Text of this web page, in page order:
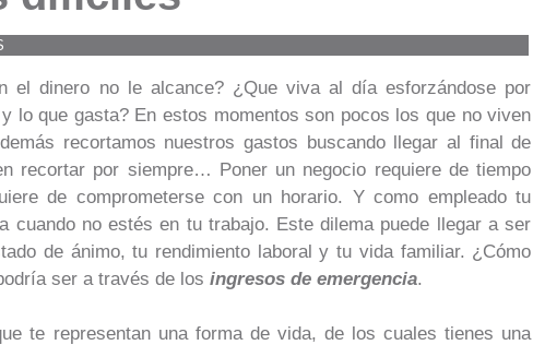
el dinero no le alcance? ¿Que viva al día esforzándose por
lo que gasta? En estos momentos son pocos los que no viven
recortamos nuestros gastos buscando llegar al final de
recortar por siempre… Poner un negocio requiere de tiempo
de comprometerse con un horario. Y como empleado tu
cuando no estés en tu trabajo. Este dilema puede llegar a ser
de ánimo, tu rendimiento laboral y tu vida familiar. ¿Cómo
ser a través de los ingresos de emergencia.
te representan una forma de vida, de los cuales tienes una